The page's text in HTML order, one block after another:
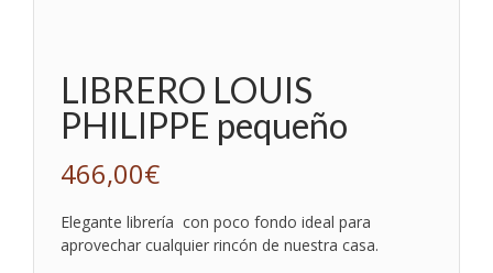
LIBRERO LOUIS
PHILIPPE pequeño
466,00€
Elegante librería con poco fondo ideal para
aprovechar cualquier rincón de nuestra casa.